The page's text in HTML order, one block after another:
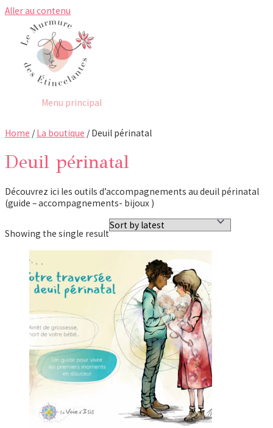
Aller au contenu
Menu principal
Home / La boutique / Deuil périnatal
Deuil périnatal
Découvrez ici les outils d’accompagnements au deuil périnatal
(guide – accompagnements- bijoux )
Showing the single result